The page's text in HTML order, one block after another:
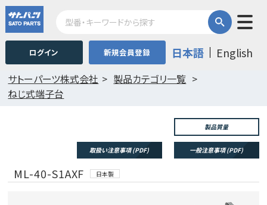
ログイン 新規会員登録 日本語 English
サトーパーツ株式会社
製品カテゴリ一覧
ねじ式端子台
製品質量
取扱い注意事項 (PDF) 一般注意事項 (PDF)
ML-40-S1AXF 日本製